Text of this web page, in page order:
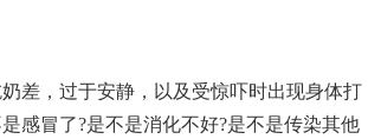
差，过于安静，以及受惊吓时出现身体打
感冒了?是不是消化不好?是不是传染其他